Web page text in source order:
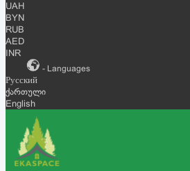
UAH
BYN
RUB
AED
INR
- Languages
Русский
ქართული
English